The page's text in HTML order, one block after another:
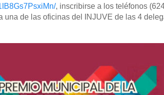
, inscribirse a los teléfonos
una de las oficinas del INJUVE de las 4